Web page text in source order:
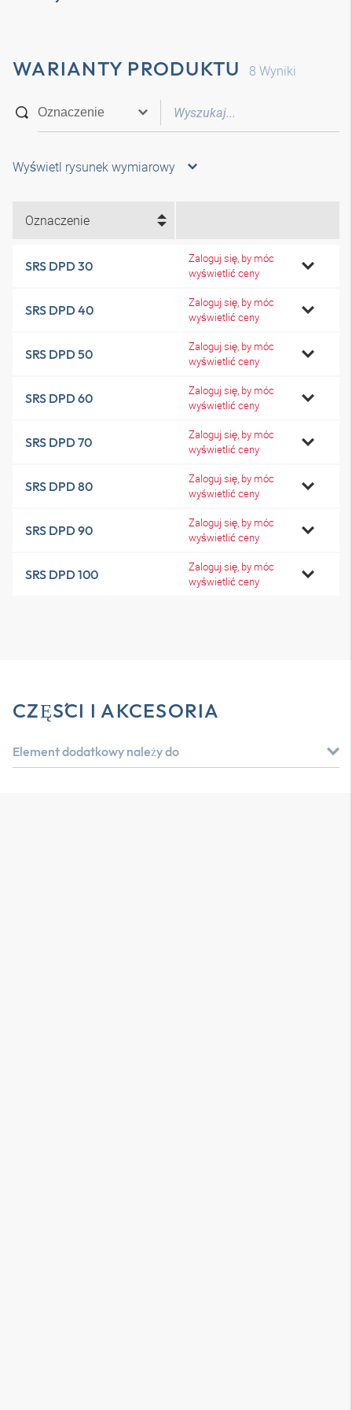
WARIANTY PRODUKTU 8 Wyniki
Wyświetl rysunek wymiarowy
Oznaczenie
SRS DPD 30
Zaloguj się, by móc
wyświetlić ceny
SRS DPD 40
Zaloguj się, by móc
wyświetlić ceny
SRS DPD 50
Zaloguj się, by móc
wyświetlić ceny
SRS DPD 60
Zaloguj się, by móc
wyświetlić ceny
SRS DPD 70
Zaloguj się, by móc
wyświetlić ceny
SRS DPD 80
Zaloguj się, by móc
wyświetlić ceny
SRS DPD 90
Zaloguj się, by móc
wyświetlić ceny
SRS DPD 100
Zaloguj się, by móc
wyświetlić ceny
CZĘŚCI I AKCESORIA
Element dodatkowy należy do